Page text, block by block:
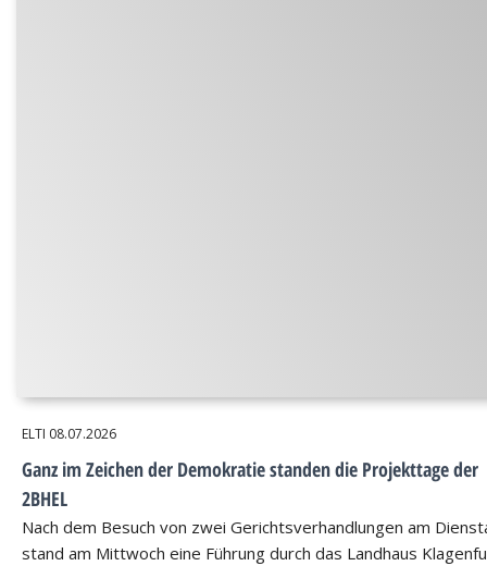
ELTI 08.07.2026
Ganz im Zeichen der Demokratie standen die Projekttage der
2BHEL
Nach dem Besuch von zwei Gerichtsverhandlungen am
stand am Mittwoch eine Führung durch das Landhaus